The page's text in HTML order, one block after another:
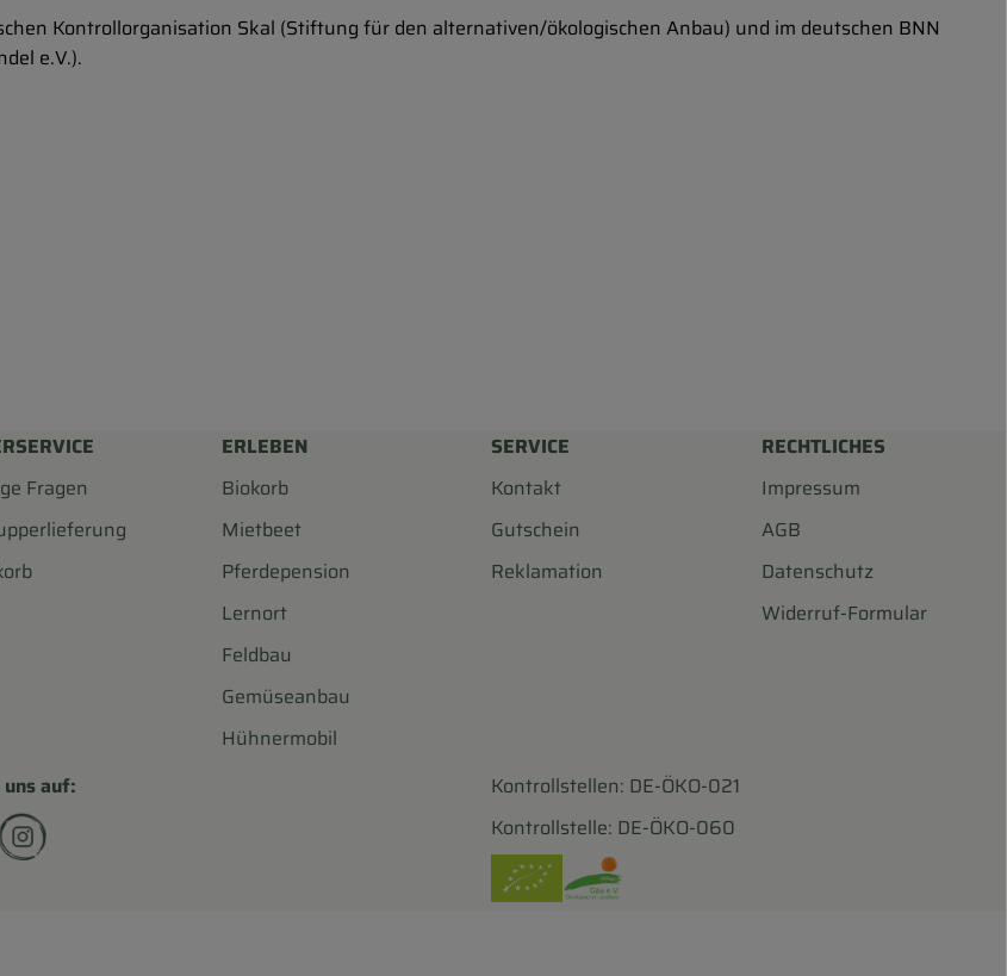
Kontrollorganisation Skal (Stiftung für den alternativen/ökologischen Anbau) und im deutschen BNN
e.V.).
Fragen
ERLEBEN
Biokorb
Mietbeet
Pferdepension
Lernort
Feldbau
Gemüseanbau
Hühnermobil
SERVICE
Kontakt
Gutschein
Reklamation
RECHTLICHES
Impressum
AGB
Datenschutz
Widerruf-Formular
uns auf:
Externer Link zu https://www.facebook.com/biohofscharf/
Externer Link zu https://www.instagram.com/biohofscharf/?hl=de
Kontrollstellen: DE-ÖKO-021
Kontrollstelle: DE-ÖKO-060